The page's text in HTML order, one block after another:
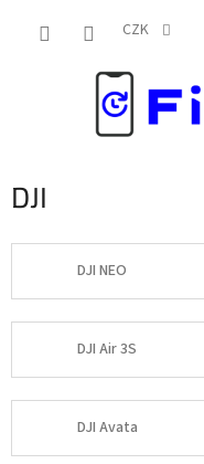
CZK
DJI
DJI NEO
DJI Air 3S
DJI Avata